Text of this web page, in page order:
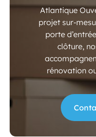
Atlantique
projet sur-
porte
clôture,
rénovation